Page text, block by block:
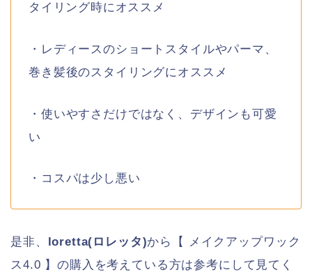
タイリング時にオススメ
・レディースのショートスタイルやパーマ、
巻き髪後のスタイリングにオススメ
・使いやすさだけではなく、デザインも可愛
い
・コスパは少し悪い
是非、 loretta(ロレッタ)から【 メイクアップワック
ス4.0 】の購入を考えている方は参考にして見てく